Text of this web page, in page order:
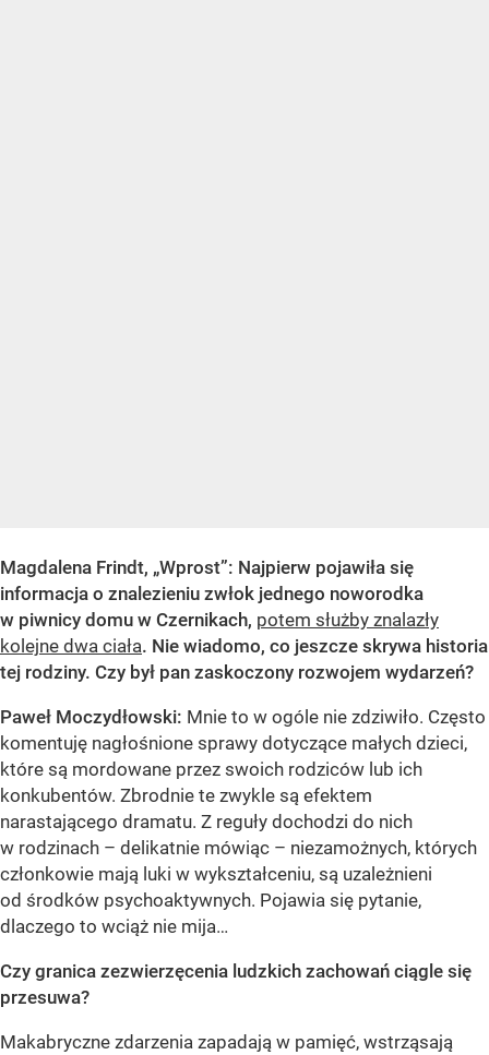
Magdalena Frindt, „Wprost”: Najpierw pojawiła się
informacja o znalezieniu zwłok jednego noworodka
w piwnicy domu w Czernikach, potem służby znalazły
kolejne dwa ciała. Nie wiadomo, co jeszcze skrywa historia
tej rodziny. Czy był pan zaskoczony rozwojem wydarzeń?
Paweł Moczydłowski: Mnie to w ogóle nie zdziwiło. Często
komentuję nagłośnione sprawy dotyczące małych dzieci,
które są mordowane przez swoich rodziców lub ich
konkubentów. Zbrodnie te zwykle są efektem
narastającego dramatu. Z reguły dochodzi do nich
w rodzinach – delikatnie mówiąc – niezamożnych, których
członkowie mają luki w wykształceniu, są uzależnieni
od środków psychoaktywnych. Pojawia się pytanie,
dlaczego to wciąż nie mija…
Czy granica zezwierzęcenia ludzkich zachowań ciągle się
przesuwa?
Makabryczne zdarzenia zapadają w pamięć, wstrząsają